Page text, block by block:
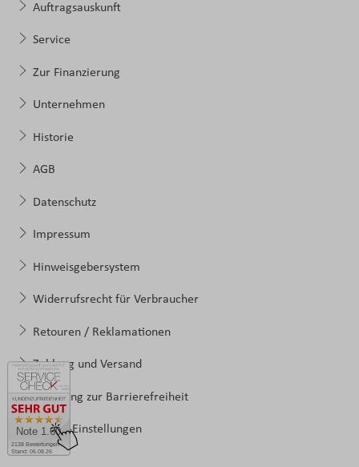
2138 Bewertungen
Stand: 06.08.26
Note 1.60
Auftragsauskunft
Service
Zur Finanzierung
Unternehmen
Historie
AGB
Datenschutz
Impressum
Hinweisgebersystem
Widerrufsrecht für Verbraucher
Retouren / Reklamationen
Zahlung und Versand
Erklärung zur Barrierefreiheit
Cookie-Einstellungen